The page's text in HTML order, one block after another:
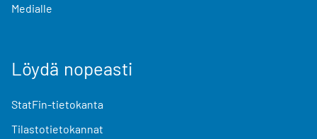
Medialle
Löydä nopeasti
StatFin-tietokanta
Tilastotietokannat